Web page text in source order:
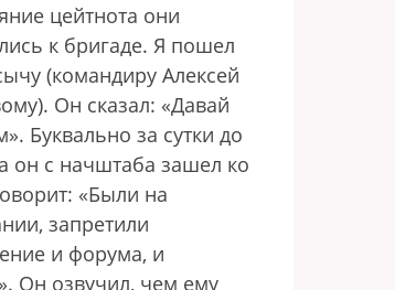
цейтнота они
к бригаде. Я пошел
(командиру Алексей
Он сказал: «Давай
Буквально за сутки до
он с начштаба зашел ко
«Были на
запретили
и форума, и
Он озвучил, чем ему